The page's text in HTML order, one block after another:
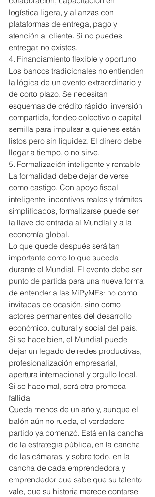
logística ligera, y alianzas con
plataformas de entrega, pago y
atención al cliente. Si no puedes
entregar, no existes.
4. Financiamiento flexible y oportuno
Los bancos tradicionales no entienden
la lógica de un evento extraordinario y
de corto plazo. Se necesitan
esquemas de crédito rápido, inversión
compartida, fondeo colectivo o capital
semilla para impulsar a quienes están
listos pero sin liquidez. El dinero debe
llegar a tiempo, o no sirve.
5. Formalización inteligente y rentable
La formalidad debe dejar de verse
como castigo. Con apoyo fiscal
inteligente, incentivos reales y trámites
simplificados, formalizarse puede ser
la llave de entrada al Mundial y a la
economía global.
Lo que quede después será tan
importante como lo que suceda
durante el Mundial. El evento debe ser
punto de partida para una nueva forma
de entender a las MiPyMEs: no como
invitadas de ocasión, sino como
actores permanentes del desarrollo
económico, cultural y social del país.
Si se hace bien, el Mundial puede
dejar un legado de redes productivas,
profesionalización empresarial,
apertura internacional y orgullo local.
Si se hace mal, será otra promesa
fallida.
Queda menos de un año y, aunque el
balón aún no rueda, el verdadero
partido ya comenzó. Está en la cancha
de la estrategia pública, en la cancha
de las cámaras, y sobre todo, en la
cancha de cada emprendedora y
emprendedor que sabe que su talento
vale, que su historia merece contarse,